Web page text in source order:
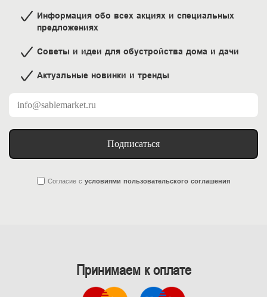
Информация обо всех акциях и специальных
предложениях
Советы и идеи для обустройства дома и дачи
Актуальные новинки и тренды
Подписаться
Согласие с условиями пользовательского соглашения
Принимаем к оплате